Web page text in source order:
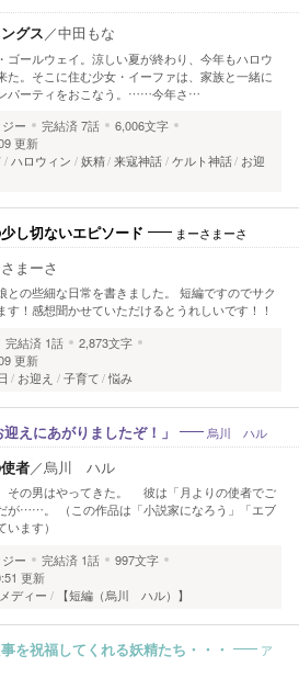
グス／中田もな
ゴールウェイ。涼しい夏が終わり、今年もハロウ
た。そこに住む少女・イーファは、家族と一緒に
パーティをおこなう。……今年さ…
ー 完結済7話
6,006文字
更新
ハロウィン 妖精 来寇神話 ケルト神話 お迎
し切ないエピソード まーさまーさ
まーさ
との些細な日常を書きました。 短編ですのでサク
す！感想聞かせていただけるとうれしいです！！
完結済 1話
2,873文字
更新
お迎え 子育て 悩み
迎えにあがりましたぞ！」 烏川 ハル
者／烏川 ハル
その男はやってきた。 彼は「月よりの使者でご
が……。 （この作品は「小説家になろう」「エブ
ます）
ー 完結済 1話
997文字
更新
ディー 【短編（烏川 ハル）】
を祝福してくれる妖精たち・・・
ア